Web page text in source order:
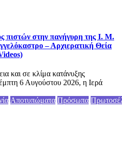
πιστών στην πανήγυρη της Ι. Μ.
– Αρχιερατική Θεία
και σε κλίμα κατάνυξης
6 Αυγούστου 2026, η Ιερά
Αποτυπώματα Πρόσωπα